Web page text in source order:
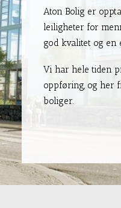
Aton Bolig er
leiligheter for
god kvalitet og en
Vi har hele tiden
oppføring, og her
boliger.